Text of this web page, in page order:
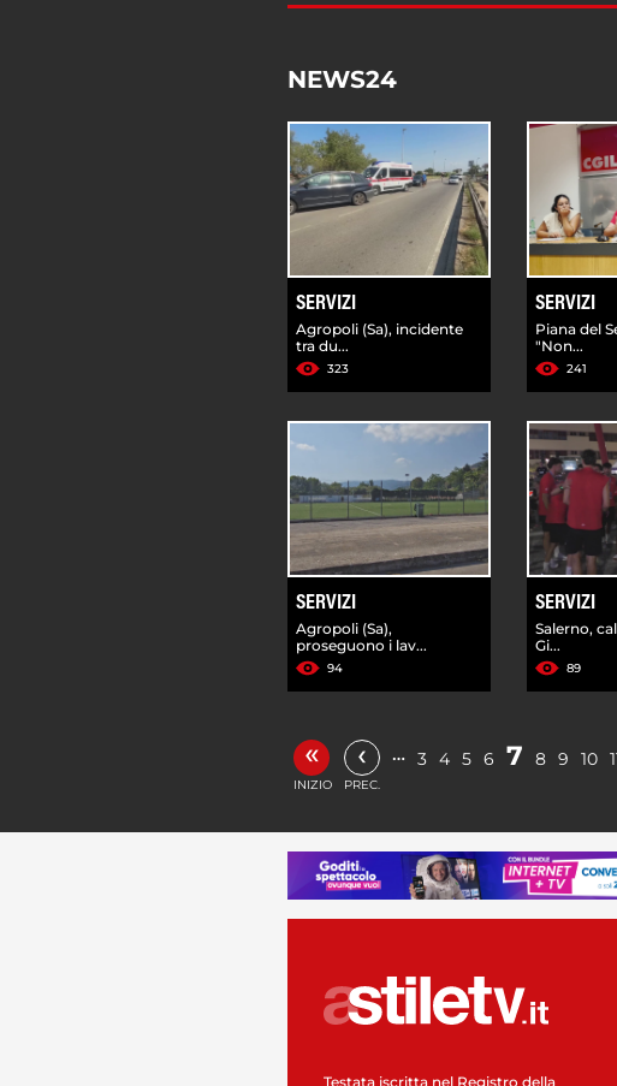
NEWS24
SERVIZI
Agropoli (Sa), incidente
tra du...
323
SERVIZI
Piana del
"Non...
241
SERVIZI
Agropoli (Sa),
proseguono i lav...
94
SERVIZI
Salerno,
Gi...
89
«
INIZIO
‹
PREC.
… 3 4 5 6 7 8 9 10
Testata iscritta nel Registro della